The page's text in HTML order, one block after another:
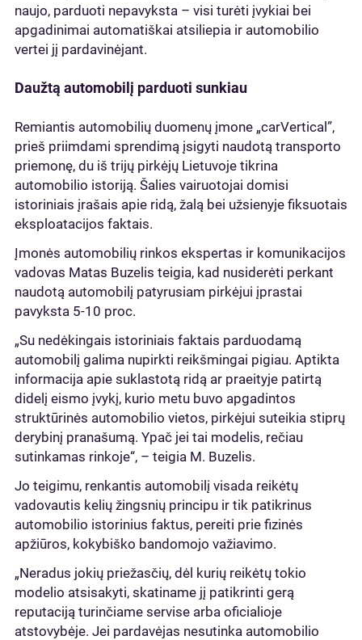
naujo, parduoti nepavyksta – visi turėti įvykiai bei
apgadinimai automatiškai atsiliepia ir automobilio
vertei jį pardavinėjant.
Daužtą automobilį parduoti sunkiau
Remiantis automobilių duomenų įmone „carVertical”,
prieš priimdami sprendimą įsigyti naudotą transporto
priemonę, du iš trijų pirkėjų Lietuvoje tikrina
automobilio istoriją. Šalies vairuotojai domisi
istoriniais įrašais apie ridą, žalą bei užsienyje fiksuotais
eksploatacijos faktais.
Įmonės automobilių rinkos ekspertas ir komunikacijos
vadovas Matas Buzelis teigia, kad nusiderėti perkant
naudotą automobilį patyrusiam pirkėjui įprastai
pavyksta 5-10 proc.
„Su nedėkingais istoriniais faktais parduodamą
automobilį galima nupirkti reikšmingai pigiau. Aptikta
informacija apie suklastotą ridą ar praeityje patirtą
didelį eismo įvykį, kurio metu buvo apgadintos
struktūrinės automobilio vietos, pirkėjui suteikia stiprų
derybinį pranašumą. Ypač jei tai modelis, rečiau
sutinkamas rinkoje“, – teigia M. Buzelis.
Jo teigimu, renkantis automobilį visada reikėtų
vadovautis kelių žingsnių principu ir tik patikrinus
automobilio istorinius faktus, pereiti prie fizinės
apžiūros, kokybiško bandomojo važiavimo.
„Neradus jokių priežasčių, dėl kurių reikėtų tokio
modelio atsisakyti, skatiname jį patikrinti gerą
reputaciją turinčiame servise arba oficialioje
atstovybėje. Jei pardavėjas nesutinka automobilio